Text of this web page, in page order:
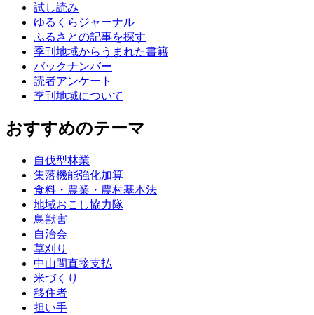
試し読み
ゆるくらジャーナル
ふるさとの記事を探す
季刊地域からうまれた書籍
バックナンバー
読者アンケート
季刊地域について
おすすめのテーマ
自伐型林業
集落機能強化加算
食料・農業・農村基本法
地域おこし協力隊
鳥獣害
自治会
草刈り
中山間直接支払
米づくり
移住者
担い手